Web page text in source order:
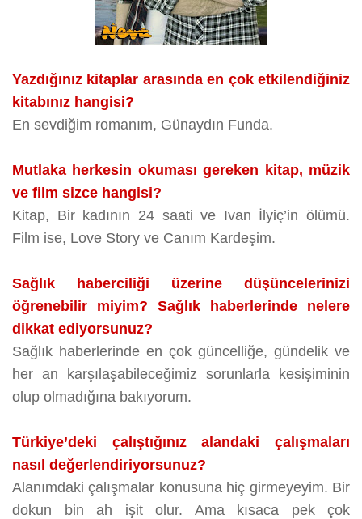
Yazdığınız kitaplar arasında en çok etkilendiğiniz
kitabınız hangisi?
En sevdiğim romanım, Günaydın Funda.
Mutlaka herkesin okuması gereken kitap, müzik
ve film sizce hangisi?
Kitap, Bir kadının 24 saati ve Ivan İlyiç’in ölümü.
Film ise, Love Story ve Canım Kardeşim.
Sağlık haberciliği üzerine düşüncelerinizi
öğrenebilir miyim? Sağlık haberlerinde nelere
dikkat ediyorsunuz?
Sağlık haberlerinde en çok güncelliğe, gündelik ve
her an karşılaşabileceğimiz sorunlarla kesişiminin
olup olmadığına bakıyorum.
Türkiye’deki çalıştığınız alandaki çalışmaları
nasıl değerlendiriyorsunuz?
Alanımdaki çalışmalar konusuna hiç girmeyeyim. Bir
dokun bin ah işit olur. Ama kısaca pek çok